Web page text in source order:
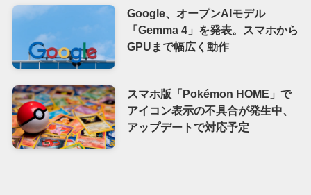
Google、オープンAIモデル
「Gemma 4」を発表。スマホから
GPUまで幅広く動作
スマホ版「Pokémon HOME」で
アイコン表示の不具合が発生中、
アップデートで対応予定